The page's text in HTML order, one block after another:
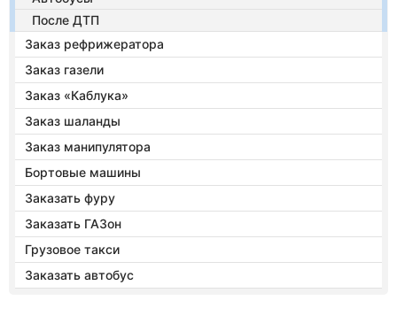
После ДТП
Заказ рефрижератора
Заказ газели
Заказ «Каблука»
Заказ шаланды
Заказ манипулятора
Бортовые машины
Заказать фуру
Заказать ГАЗон
Грузовое такси
Заказать автобус